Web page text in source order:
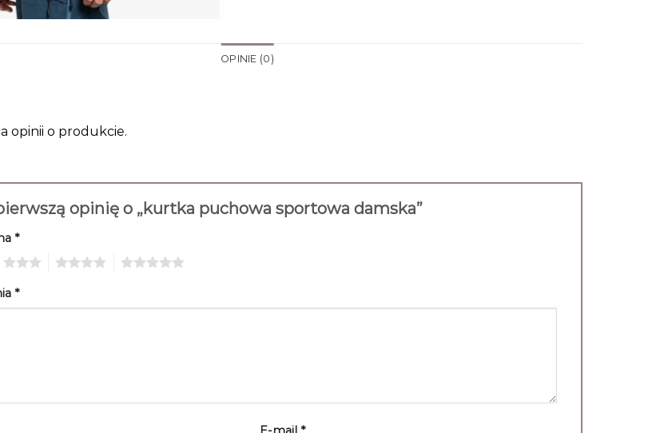
OPINIE (0)
opinii o produkcie.
opinię o „kurtka puchowa sportowa damska”
*
*